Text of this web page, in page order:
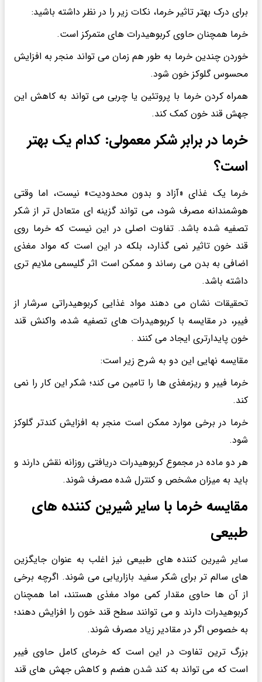
برای درک بهتر تاثیر خرما، نکات زیر را در نظر داشته باشید:
خرما همچنان حاوی کربوهیدرات های متمرکز است.
خوردن چندین خرما به طور هم زمان می تواند منجر به افزایش
محسوس گلوکز خون شود.
همراه کردن خرما با پروتئین یا چربی می تواند به کاهش این
جهش قند خون کمک کند.
خرما در برابر شکر معمولی: کدام یک بهتر
است؟
خرما یک غذای «آزاد و بدون محدودیت» نیست، اما وقتی
هوشمندانه مصرف شود، می تواند گزینه ای متعادل تر از شکر
تصفیه شده باشد. تفاوت اصلی در این نیست که خرما روی
قند خون تاثیر نمی گذارد، بلکه در این است که مواد مغذی
اضافی به بدن می رساند و ممکن است اثر گلیسمی ملایم تری
داشته باشد.
تحقیقات نشان می دهند مواد غذایی کربوهیدراتی سرشار از
فیبر، در مقایسه با کربوهیدرات های تصفیه شده، واکنش قند
خون پایدارتری ایجاد می کنند .
مقایسه نهایی این دو به شرح زیر است:
خرما فیبر و ریزمغذی ها را تامین می کند؛ شکر این کار را نمی
کند.
خرما در برخی موارد ممکن است منجر به افزایش کندتر گلوکز
شود.
هر دو ماده در مجموع کربوهیدرات دریافتی روزانه نقش دارند و
باید به میزان مشخص و کنترل شده مصرف شوند.
مقایسه خرما با سایر شیرین کننده های
طبیعی
سایر شیرین کننده های طبیعی نیز اغلب به عنوان جایگزین
های سالم تر برای شکر سفید بازاریابی می شوند. اگرچه برخی
از آن ها حاوی مقدار کمی مواد مغذی هستند، اما همچنان
کربوهیدرات دارند و می توانند سطح قند خون را افزایش دهند؛
به خصوص اگر در مقادیر زیاد مصرف شوند.
بزرگ ترین تفاوت در این است که خرمای کامل حاوی فیبر
است که می تواند به کند شدن هضم و کاهش جهش های قند